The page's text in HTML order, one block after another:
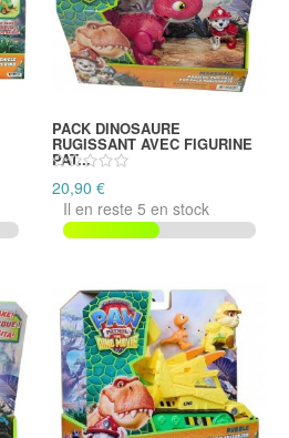
PACK DINOSAURE
RUGISSANT AVEC FIGURINE
PAT...
20,90 €
Il en reste 5 en stock